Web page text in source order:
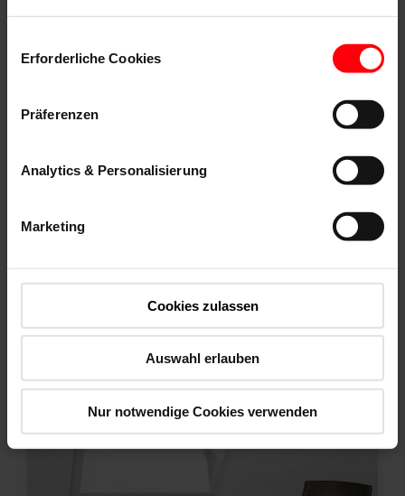
Erforderliche Cookies
Präferenzen
Analytics & Personalisierung
Marketing
Cookies zulassen
Auswahl erlauben
Nur notwendige Cookies verwenden